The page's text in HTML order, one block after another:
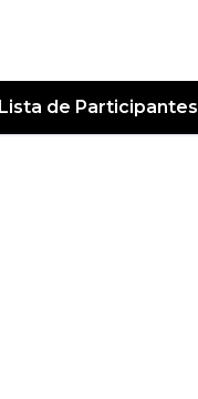
Lista de Participantes